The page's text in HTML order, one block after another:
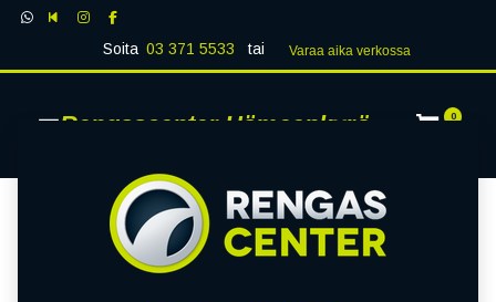
Soita 03 371 5533 tai Varaa aika verk​​​​ossa
Rengascenter Hämeenkyrö 0